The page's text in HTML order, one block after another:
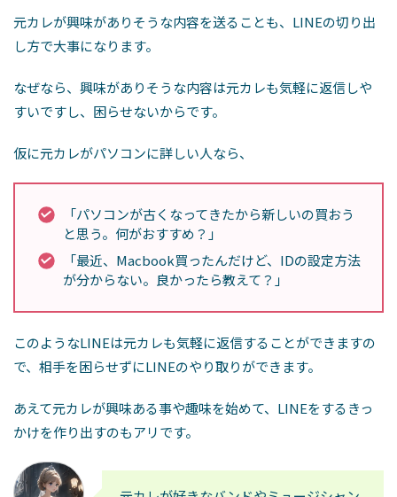
元カレが興味がありそうな内容を送ることも、LINEの切り出
し方で大事になります。
なぜなら、興味がありそうな内容は元カレも気軽に返信しや
すいですし、困らせないからです。
仮に元カレがパソコンに詳しい人なら、
「パソコンが古くなってきたから新しいの買おう
と思う。何がおすすめ？」
「最近、Macbook買ったんだけど、IDの設定方法
が分からない。良かったら教えて？」
このようなLINEは元カレも気軽に返信することができますの
で、相手を困らせずにLINEのやり取りができます。
あえて元カレが興味ある事や趣味を始めて、LINEをするきっ
かけを作り出すのもアリです。